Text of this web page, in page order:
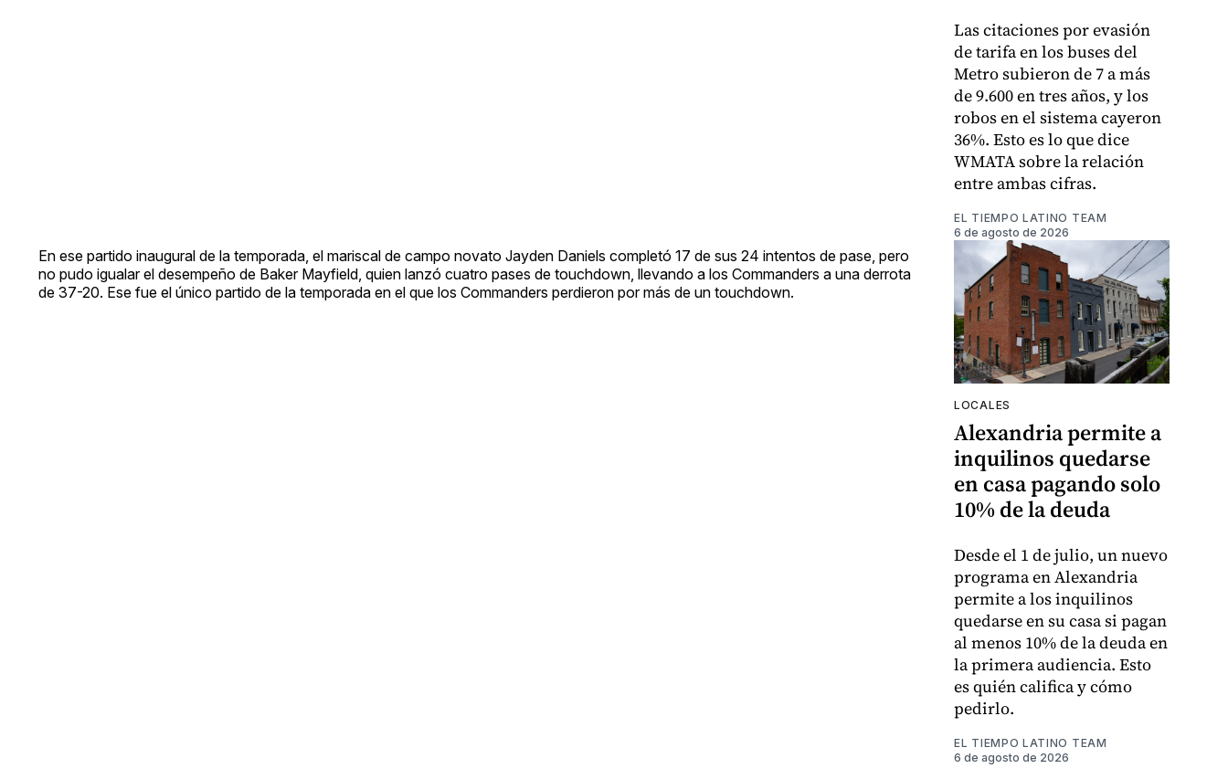
En ese partido inaugural de la temporada, el mariscal de campo novato Jayden Daniels completó 17 de sus 24 intentos de pase, pero
no pudo igualar el desempeño de Baker Mayfield, quien lanzó cuatro pases de touchdown, llevando a los Commanders a una derrota
de 37-20. Ese fue el único partido de la temporada en el que los Commanders perdieron por más de un touchdown.
Las citaciones por evasión
de tarifa en los buses del
Metro subieron de 7 a más
de 9.600 en tres años, y los
robos en el sistema cayeron
36%. Esto es lo que dice
WMATA sobre la relación
entre ambas cifras.
EL TIEMPO LATINO TEAM
6 de agosto de 2026
LOCALES
Alexandria permite a
inquilinos quedarse
en casa pagando solo
10% de la deuda
Desde el 1 de julio, un nuevo
programa en Alexandria
permite a los inquilinos
quedarse en su casa si pagan
al menos 10% de la deuda en
la primera audiencia. Esto
es quién califica y cómo
pedirlo.
EL TIEMPO LATINO TEAM
6 de agosto de 2026